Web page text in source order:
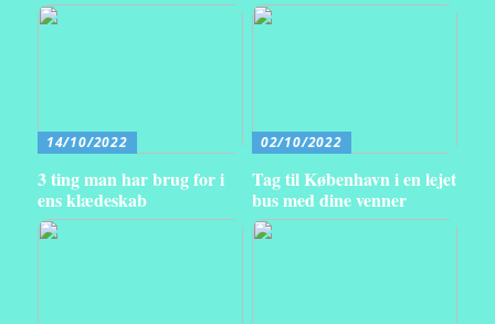
14/10/2022
3 ting man har brug for i
ens klædeskab
02/10/2022
Tag til København i en lejet
bus med dine venner